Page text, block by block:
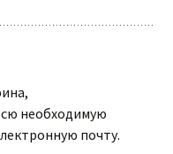
необходимую
почту.